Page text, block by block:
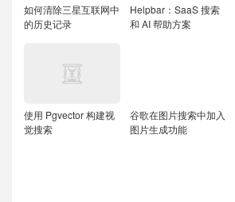
如何清除三星互联网中
的历史记录
Helpbar：SaaS 搜索
和 AI 帮助方案
使用 Pgvector 构建视
觉搜索
谷歌在图片搜索中加入
图片生成功能